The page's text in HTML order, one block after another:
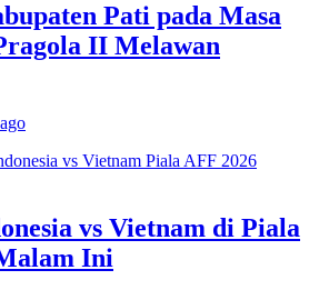
Pati pada Masa
II Melawan
vs Vietnam di Piala
Ini